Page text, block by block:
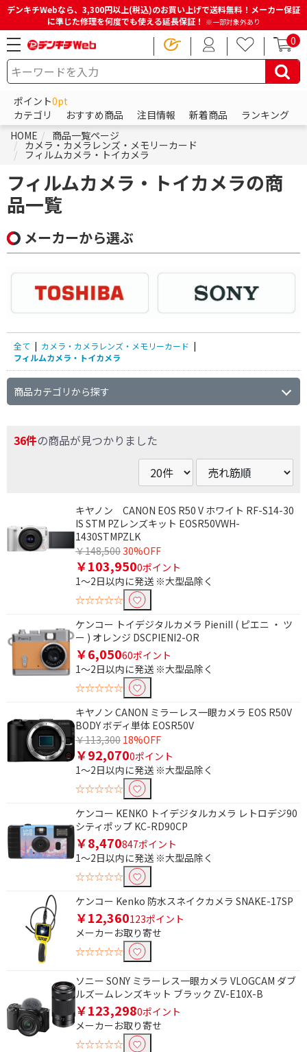
デンキチWebなら、3,300円以上(税込)のお買い上げで送料無料！メーカー保証
に準じた修理を何度でも使える延長保証！ ※一部対象外あり
0
ポイント0pt
カテゴリ
おすすめ商品 注目情報 新着商品
ランキング
HOME
商品一覧ページ
カメラ・カメラレンズ・メモリーカード
フィルムカメラ・トイカメラ
フィルムカメラ・トイカメラの商
品一覧
メーカーから選ぶ
全て | カメラ・カメラレンズ・メモリーカード |
フィルムカメラ・トイカメラ
商品カテゴリから探す
36件の商品が見つかりました
キヤノン CANON EOS R50 V ホワイト RF-S14-30
IS STM PZレンズキット EOSR50VWH-
1430STMPZLK
￥148,50030%OFF
￥103,9500ポイント
1～2日以内に発送 ※大型品除く
☆☆☆☆☆
ケンコー トイデジタルカメラ PieniII ( ピエニ ・ ツ
ー ) オレンジ DSCPIENI2-OR
￥6,05060ポイント
1～2日以内に発送 ※大型品除く
☆☆☆☆☆
キヤノン CANON ミラーレス一眼カメラ EOS R50V
BODY ボディ単体 EOSR50V
￥113,300 18%OFF
￥92,0700ポイント
1～2日以内に発送 ※大型品除く
☆☆☆☆☆
ケンコー KENKO トイデジタルカメラ レトロデジ90
シティポップ KC-RD90CP
￥8,470847ポイント
1～2日以内に発送 ※大型品除く
☆☆☆☆☆
ケンコー Kenko 防水スネイクカメラ SNAKE-17SP
￥12,360123ポイント
メーカーお取り寄せ
☆☆☆☆☆
ソニー SONY ミラーレス一眼カメラ VLOGCAM ダブ
ルズームレンズキット ブラック ZV-E10X-B
￥123,2980ポイント
メーカーお取り寄せ
☆☆☆☆☆
条件で絞り込む
フリーワードで絞り込む
除外する
除外する にチェックを入れると、指定したワード
を除外して検索します。
価格で絞り込む